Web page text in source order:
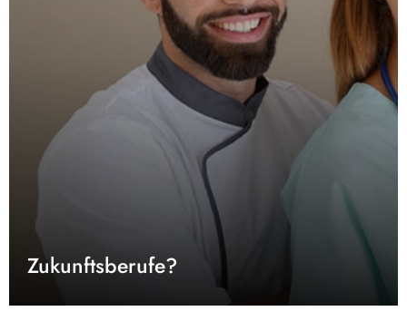
Zukunftsberufe?